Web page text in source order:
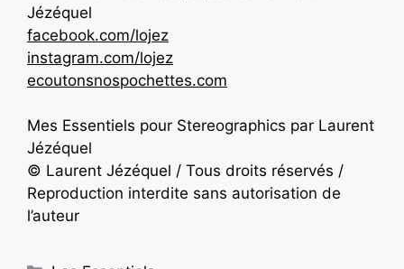
Jézéquel
facebook.com/lojez
instagram.com/lojez
ecoutonsnospochettes.com
Mes Essentiels pour Stereographics par Laurent
Jézéquel
© Laurent Jézéquel / Tous droits réservés /
Reproduction interdite sans autorisation de
l’auteur